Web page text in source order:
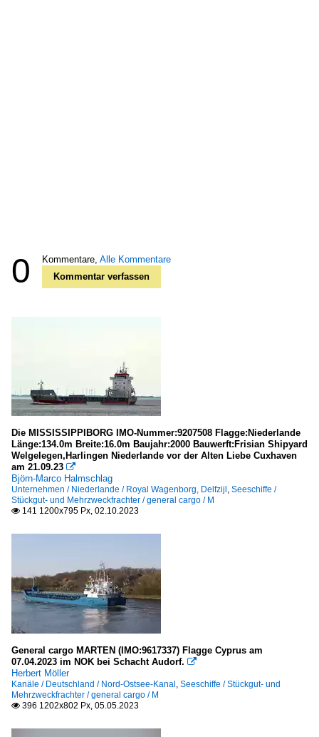
0 Kommentare, Alle Kommentare
Kommentar verfassen
Die MISSISSIPPIBORG IMO-Nummer:9207508 Flagge:Niederlande
Länge:134.0m Breite:16.0m Baujahr:2000 Bauwerft:Frisian Shipyard
Welgelegen,Harlingen Niederlande vor der Alten Liebe Cuxhaven
am 21.09.23 
Björn-Marco Halmschlag
Unternehmen / Niederlande / Royal Wagenborg, Delfzijl , Seeschiffe /
Stückgut- und Mehrzweckfrachter / general cargo / M
 141 1200x795 Px, 02.10.2023
General cargo MARTEN (IMO:9617337) Flagge Cyprus am
07.04.2023 im NOK bei Schacht Audorf. 
Herbert Möller
Kanäle / Deutschland / Nord-Ostsee-Kanal , Seeschiffe / Stückgut- und
Mehrzweckfrachter / general cargo / M
 396 1202x802 Px, 05.05.2023